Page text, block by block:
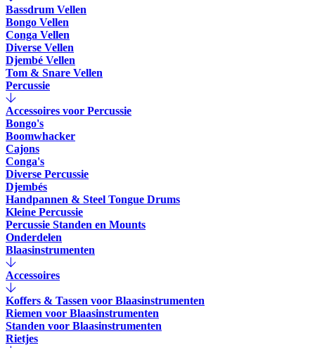
Bassdrum Vellen
Bongo Vellen
Conga Vellen
Diverse Vellen
Djembé Vellen
Tom & Snare Vellen
Percussie
Accessoires voor Percussie
Bongo's
Boomwhacker
Cajons
Conga's
Diverse Percussie
Djembés
Handpannen & Steel Tongue Drums
Kleine Percussie
Percussie Standen en Mounts
Onderdelen
Blaasinstrumenten
Accessoires
Koffers & Tassen voor Blaasinstrumenten
Riemen voor Blaasinstrumenten
Standen voor Blaasinstrumenten
Rietjes